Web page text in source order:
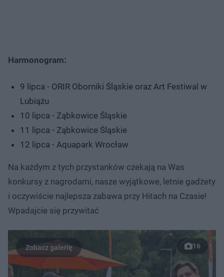
Harmonogram:
9 lipca - ORIR Oborniki Śląskie oraz Art Festiwal w
Lubiążu
10 lipca - Ząbkowice Śląskie
11 lipca - Ząbkowice Śląskie
12 lipca - Aquapark Wrocław
Na każdym z tych przystanków czekają na Was
konkursy z nagrodami, nasze wyjątkowe, letnie gadżety
i oczywiście najlepsza zabawa przy Hitach na Czasie!
Wpadajcie się przywitać
16